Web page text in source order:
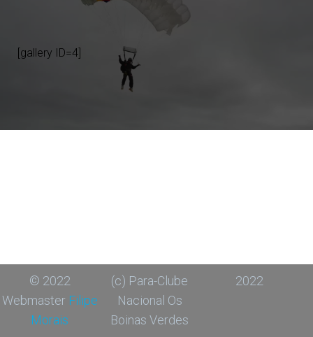
[gallery ID=4]
© 2022
Webmaster Filipe
Morais
(c) Para-Clube
Nacional Os
Boinas Verdes
2022